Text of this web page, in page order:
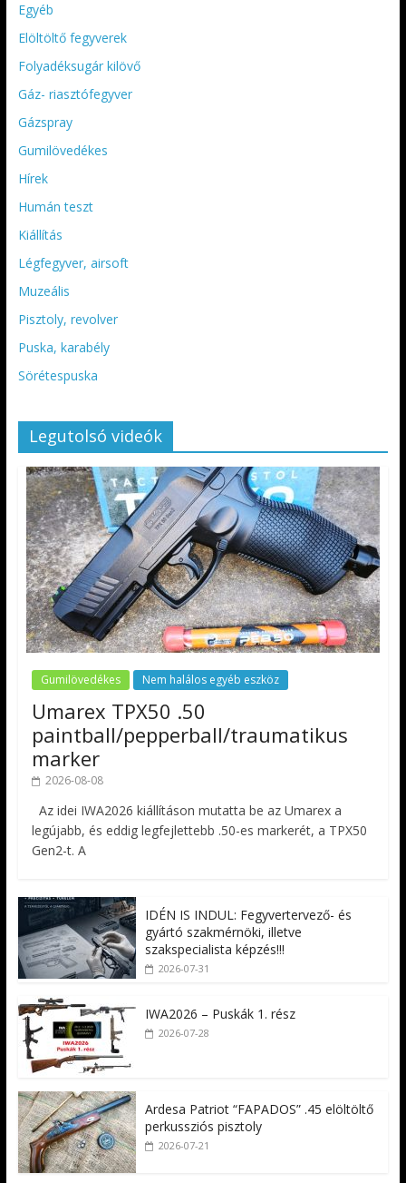
Egyéb
Elöltöltő fegyverek
Folyadéksugár kilövő
Gáz- riasztófegyver
Gázspray
Gumilövedékes
Hírek
Humán teszt
Kiállítás
Légfegyver, airsoft
Muzeális
Pisztoly, revolver
Puska, karabély
Sörétespuska
Legutolsó videók
Gumilövedékes Nem halálos egyéb eszköz
Umarex TPX50 .50
paintball/pepperball/traumatikus
marker
2026-08-08
Az idei IWA2026 kiállításon mutatta be az Umarex a
legújabb, és eddig legfejlettebb .50-es markerét, a TPX50
Gen2-t. A
IDÉN IS INDUL: Fegyvertervező- és
gyártó szakmérnöki, illetve
szakspecialista képzés!!!
2026-07-31
IWA2026 – Puskák 1. rész
2026-07-28
Ardesa Patriot “FAPADOS” .45 elöltöltő
perkussziós pisztoly
2026-07-21